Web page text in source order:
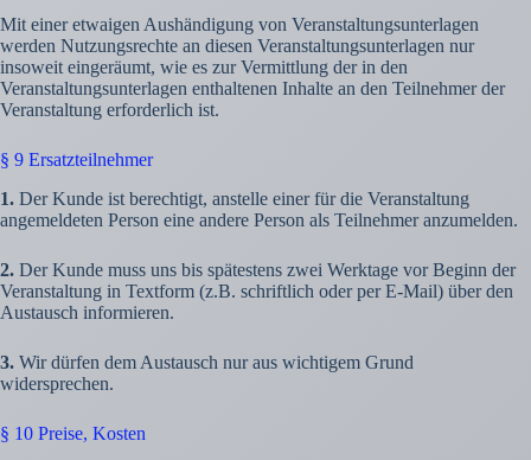
Mit einer etwaigen Aushändigung von Veranstaltungsunterlagen
werden Nutzungsrechte an diesen Veranstaltungsunterlagen nur
insoweit eingeräumt, wie es zur Vermittlung der in den
Veranstaltungsunterlagen enthaltenen Inhalte an den Teilnehmer der
Veranstaltung erforderlich ist.
§ 9 Ersatzteilnehmer
1. Der Kunde ist berechtigt, anstelle einer für die Veranstaltung
angemeldeten Person eine andere Person als Teilnehmer anzumelden.
2. Der Kunde muss uns bis spätestens zwei Werktage vor Beginn der
Veranstaltung in Textform (z.B. schriftlich oder per E-Mail) über den
Austausch informieren.
3. Wir dürfen dem Austausch nur aus wichtigem Grund
widersprechen.
§ 10 Preise, Kosten